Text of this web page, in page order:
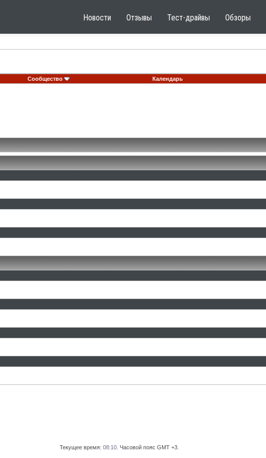
Новости Отзывы Тест-драйвы Обзоры
Сообщество Календарь
Текущее время: 08:10 . Часовой пояс GMT +3.